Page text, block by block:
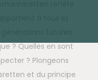
? Quelles en sont
? Plongeons
et du principe